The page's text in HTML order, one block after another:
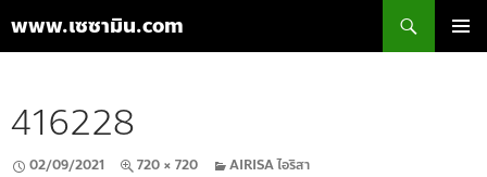
www.เซซามิน.com
เนื้อหา
416228
02/09/2021 720 × 720 AIRISA ไอริสา